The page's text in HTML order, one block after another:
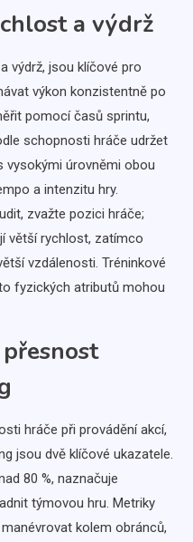
a výdrž
výdrž, jsou klíčové pro
výkon konzistentně po
pomocí časů sprintu,
schopnosti hráče udržet
vysokými úrovněmi obou
a intenzitu hry.
zvažte pozici hráče;
větší rychlost, zatímco
vzdálenosti. Tréninkové
fyzických atributů mohou
hráče při provádění akcí,
jsou dvě klíčové ukazatele.
80 %, naznačuje
týmovou hru. Metriky
kolem obránců,